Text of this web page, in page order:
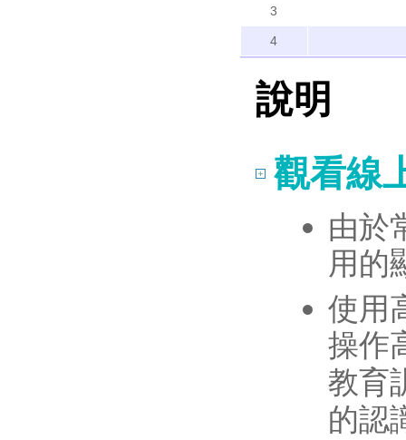
3
4
說明
觀看線
由於
用的
使用
操作
教育
的認